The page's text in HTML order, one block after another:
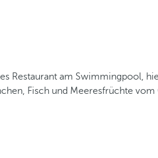
Restaurant am Swimmingpool,
Fisch und Meeresfrüchte vom